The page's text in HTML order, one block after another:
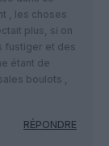
, les choses
plus, si on
fustiger et des
étant de
boulots ,
RÉPONDRE